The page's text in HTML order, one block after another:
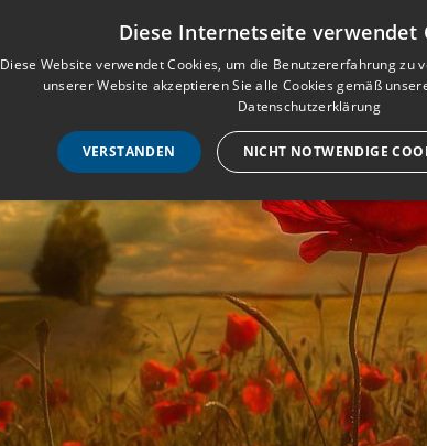
Musterbuch für
Diese Internetseite verwendet
Diese Website verwendet Cookies, um die Benutzererfahrung zu
unserer Website akzeptieren Sie alle Cookies gemäß
Datenschutzerklärung
VERSTANDEN NICHT NOTWENDIGE